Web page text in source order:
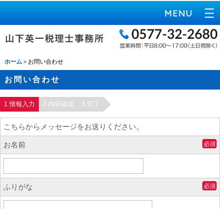
ホーム＞お問い合わせ
お問い合わせ